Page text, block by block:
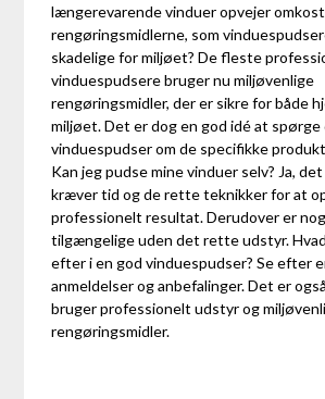
længerevarende vinduer opvejer
rengøringsmidlerne, som
skadelige for miljøet? De fleste
vinduespudsere bruger nu miljøvenlige
rengøringsmidler, der er sikre for både
miljøet. Det er dog en god idé at spørge
vinduespudser om de specifikke
Kan jeg pudse mine vinduer selv? Ja,
kræver tid og de rette teknikker for at
professionelt resultat. Derudover er
tilgængelige uden det rette udstyr.
efter i en god vinduespudser? Se efter
anmeldelser og anbefalinger. Det er
bruger professionelt udstyr og
rengøringsmidler.